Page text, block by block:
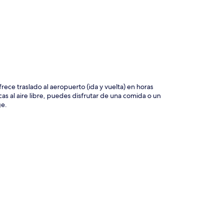
traslado al aeropuerto (ida y vuelta) en horas
al aire libre, puedes disfrutar de una comida o un